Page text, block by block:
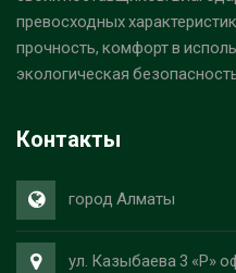
превосходных
прочность, комфорт в
экологическая
Контакты
город Алматы
ул. Казыбаева 3 «Р»